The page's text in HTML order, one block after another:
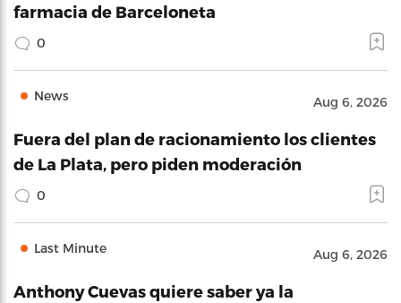
farmacia de Barceloneta
0
News Aug 6, 2026
Fuera del plan de racionamiento los clientes
de La Plata, pero piden moderación
0
Last Minute Aug 6, 2026
Anthony Cuevas quiere saber ya la